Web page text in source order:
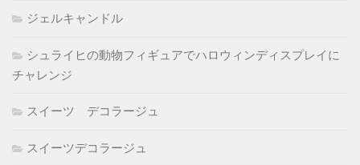
ジェルキャンドル
シュライヒの動物フィギュアでハロウィンディスプレイに
チャレンジ
スイーツ デコラージュ
スイーツデコラージュ